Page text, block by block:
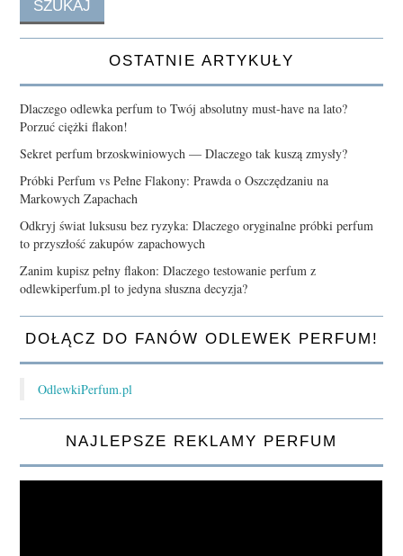
OSTATNIE ARTYKUŁY
Dlaczego odlewka perfum to Twój absolutny must-have na lato?
Porzuć ciężki flakon!
Sekret perfum brzoskwiniowych — Dlaczego tak kuszą zmysły?
Próbki Perfum vs Pełne Flakony: Prawda o Oszczędzaniu na
Markowych Zapachach
Odkryj świat luksusu bez ryzyka: Dlaczego oryginalne próbki perfum
to przyszłość zakupów zapachowych
Zanim kupisz pełny flakon: Dlaczego testowanie perfum z
odlewkiperfum.pl to jedyna słuszna decyzja?
DOŁĄCZ DO FANÓW ODLEWEK PERFUM!
OdlewkiPerfum.pl
NAJLEPSZE REKLAMY PERFUM